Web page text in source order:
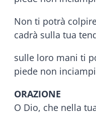
Non ti potrà
cadrà sulla tua
sulle loro mani ti
piede non
ORAZIONE
O Dio, che nella